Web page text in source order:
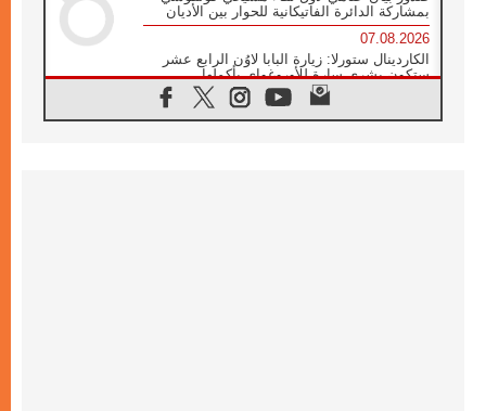
بمشاركة الدائرة الفاتيكانية للحوار بين الأديان
07.08.2026
الكاردينال ستورلا: زيارة البابا لاوُن الرابع عشر
ستكون بشرى سارة للأوروغواي بأكملها
الفاتيكان يعلن برنامج الزيارة الرسولية للبابا لاوُن